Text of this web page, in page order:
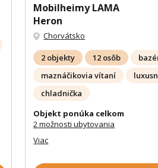
Mobilheimy LAMA
Heron
Chorvátsko
2 objekty 12 osôb
maznáčikovia vítaní
chladnička
Objekt ponúka celkom
2 možnosti ubytovania
Viac